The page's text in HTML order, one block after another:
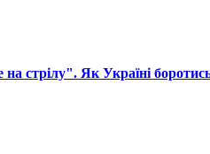
стрілу". Як Україні